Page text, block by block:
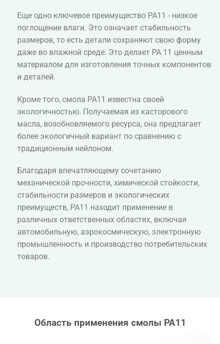
Еще одно ключевое преимущество PA11 - низкое
поглощение влаги. Это означает стабильность
размеров, то есть детали сохраняют свою форму
даже во влажной среде. Это делает PA 11 ценным
материалом для изготовления точных компонентов
и деталей.
Кроме того, смола PA11 известна своей
экологичностью. Получаемая из касторового
масла, возобновляемого ресурса, она предлагает
более экологичный вариант по сравнению с
традиционным нейлоном.
Благодаря впечатляющему сочетанию
механической прочности, химической стойкости,
стабильности размеров и экологических
преимуществ, PA11 находит применение в
различных ответственных областях, включая
автомобильную, аэрокосмическую, электронную
промышленность и производство потребительских
товаров.
Область применения смолы PA11